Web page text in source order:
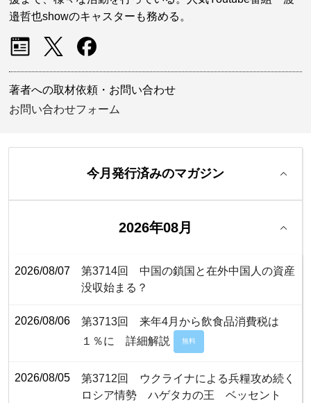
邉哲也showのキャスターも務める。
著者への取材依頼・お問い合わせ
お問い合わせフォーム
今月発行済みのマガジン
2026年08月
2026/08/07
第3714回 中国の鎖国と在外中国人の資産
没収始まる？
2026/08/06
第3713回 来年4月から飲食品消費税は
１％に 詳細解説
無料
2026/08/05
第3712回 ウクライナによる兵糧攻め続く
ロシア情勢 ハゲタカの王 ベッセント